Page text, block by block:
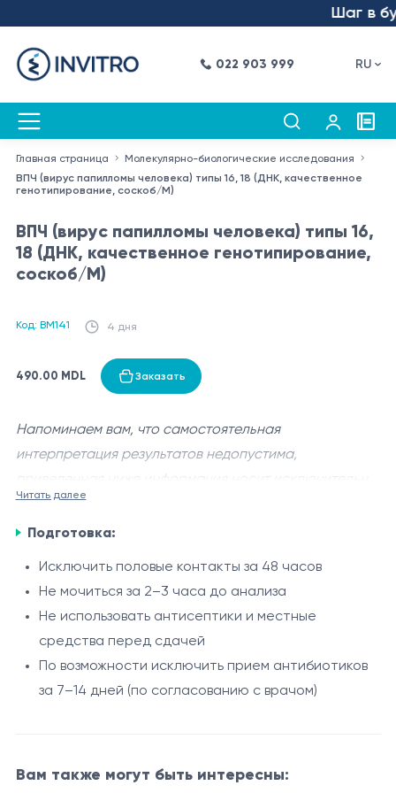
Шаг в
022 903 999 RU
Главная страница
Молекулярно-биологические исследования
ВПЧ (вирус папилломы человека) типы 16, 18 (ДНК, качественное
генотипирование, соскоб/M)
ВПЧ (вирус папилломы человека) типы 16,
18 (ДНК, качественное генотипирование,
соскоб/M)
Код: BM141 4 дня
490.00 MDL Заказать
Напоминаем вам, что самостоятельная
интерпретация результатов недопустима,
справочный характер.
16 и 18 типов- это молекулярно-биологическое
исследование методом ПЦР, направленное на
выявление ДНК высокоонкогенных типов HPV в
урогенитальном материале у мужчин. Данные типы
вируса связаны с риском развития аногенитальных и
некоторых онкологических заболеваний, а также
могут передаваться половым путем.
Показания
Наличие аногенитальных кондилом (бородавок)
Подозрение на инфекцию ВПЧ
Контакт с партнером, инфицированным ВПЧ
Обследование при бесплодии или снижении
области
Читать далее
Подготовка:
Исключить половые контакты за 48 часов
Не мочиться за 2–3 часа до анализа
Не использовать антисептики и местные
средства перед сдачей
По возможности исключить прием антибиотиков
за 7–14 дней (по согласованию с врачом)
Вам также могут быть интересны: